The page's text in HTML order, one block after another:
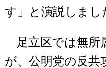
す」と演説しまし
足立区では無所
が、公明党の反共